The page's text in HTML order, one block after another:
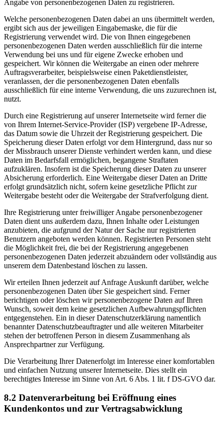
Angabe von personenbezogenen Daten zu registrieren.
Welche personenbezogenen Daten dabei an uns übermittelt werden,
ergibt sich aus der jeweiligen Eingabemaske, die für die
Registrierung verwendet wird. Die von Ihnen eingegebenen
personenbezogenen Daten werden ausschließlich für die interne
Verwendung bei uns und für eigene Zwecke erhoben und
gespeichert. Wir können die Weitergabe an einen oder mehrere
Auftragsverarbeiter, beispielsweise einen Paketdienstleister,
veranlassen, der die personenbezogenen Daten ebenfalls
ausschließlich für eine interne Verwendung, die uns zuzurechnen ist,
nutzt.
Durch eine Registrierung auf unserer Internetseite wird ferner die
von Ihrem Internet-Service-Provider (ISP) vergebene IP-Adresse,
das Datum sowie die Uhrzeit der Registrierung gespeichert. Die
Speicherung dieser Daten erfolgt vor dem Hintergrund, dass nur so
der Missbrauch unserer Dienste verhindert werden kann, und diese
Daten im Bedarfsfall ermöglichen, begangene Straftaten
aufzuklären. Insofern ist die Speicherung dieser Daten zu unserer
Absicherung erforderlich. Eine Weitergabe dieser Daten an Dritte
erfolgt grundsätzlich nicht, sofern keine gesetzliche Pflicht zur
Weitergabe besteht oder die Weitergabe der Strafverfolgung dient.
Ihre Registrierung unter freiwilliger Angabe personenbezogener
Daten dient uns außerdem dazu, Ihnen Inhalte oder Leistungen
anzubieten, die aufgrund der Natur der Sache nur registrierten
Benutzern angeboten werden können. Registrierten Personen steht
die Möglichkeit frei, die bei der Registrierung angegebenen
personenbezogenen Daten jederzeit abzuändern oder vollständig aus
unserem dem Datenbestand löschen zu lassen.
Wir erteilen Ihnen jederzeit auf Anfrage Auskunft darüber, welche
personenbezogenen Daten über Sie gespeichert sind. Ferner
berichtigen oder löschen wir personenbezogene Daten auf Ihren
Wunsch, soweit dem keine gesetzlichen Aufbewahrungspflichten
entgegenstehen. Ein in dieser Datenschutzerklärung namentlich
benannter Datenschutzbeauftragter und alle weiteren Mitarbeiter
stehen der betroffenen Person in diesem Zusammenhang als
Ansprechpartner zur Verfügung.
Die Verarbeitung Ihrer Datenerfolgt im Interesse einer komfortablen
und einfachen Nutzung unserer Internetseite. Dies stellt ein
berechtigtes Interesse im Sinne von Art. 6 Abs. 1 lit. f DS-GVO dar.
8.2 Datenverarbeitung bei Eröffnung eines
Kundenkontos und zur Vertragsabwicklung